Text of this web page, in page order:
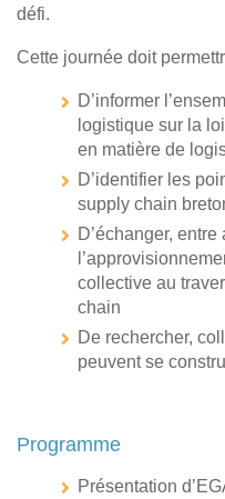
défi.
Cette journée doit
D’informer
logistique sur la
en matière de
D’identifier les
supply chain
D’échanger,
collective au
chain
De rechercher,
peuvent se
Programme
Présentation